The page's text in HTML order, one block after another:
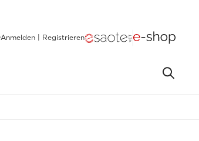
Anmelden | Registrieren